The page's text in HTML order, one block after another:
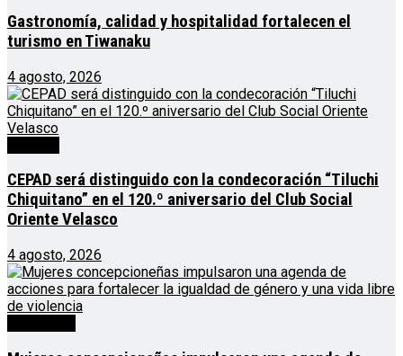
Gastronomía, calidad y hospitalidad fortalecen el
turismo en Tiwanaku
4 agosto, 2026
CEPAD será distinguido con la condecoración “Tiluchi
Chiquitano” en el 120.º aniversario del Club Social
Oriente Velasco
4 agosto, 2026